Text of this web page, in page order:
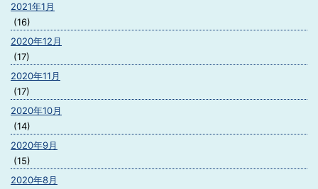
2021年1月
(16)
2020年12月
(17)
2020年11月
(17)
2020年10月
(14)
2020年9月
(15)
2020年8月